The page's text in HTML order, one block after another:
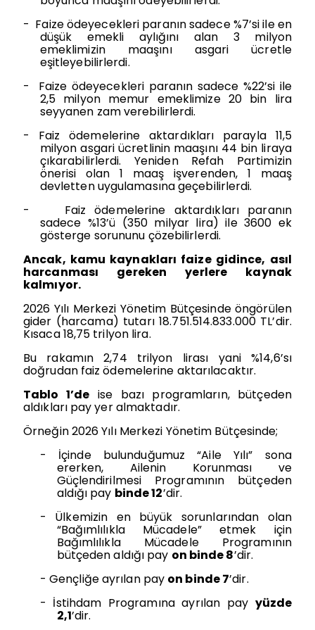
- Faize ödeyecekleri paranın sadece %7’si ile en
düşük emekli aylığını alan 3 milyon
emeklimizin maaşını asgari ücretle
eşitleyebilirlerdi.
-
Faize ödeyecekleri paranın sadece %22’si ile
2,5 milyon memur emeklimize 20 bin lira
seyyanen zam verebilirlerdi.
-
Faiz ödemelerine aktardıkları parayla 11,5
milyon asgari ücretlinin maaşını 44 bin liraya
çıkarabilirlerdi. Yeniden Refah Partimizin
önerisi olan 1 maaş işverenden, 1 maaş
devletten uygulamasına geçebilirlerdi.
-
Faiz ödemelerine aktardıkları paranın
sadece %13’ü (350 milyar lira) ile 3600 ek
gösterge sorununu çözebilirlerdi.
Ancak, kamu kaynakları faize gidince, asıl
harcanması gereken yerlere kaynak
kalmıyor.
2026 Yılı Merkezi Yönetim Bütçesinde öngörülen
gider (harcama) tutarı18.751.514.833.000 TL’dir.
Kısaca 18,75 trilyon lira.
Bu rakamın 2,74 trilyon lirası yani %14,6’sı
doğrudan faiz ödemelerine aktarılacaktır.
Tablo 1’de ise bazı programların, bütçeden
aldıkları pay yer almaktadır.
Örneğin 2026 Yılı Merkezi Yönetim Bütçesinde;
-
İçinde bulunduğumuz “Aile Yılı” sona
ererken, Ailenin Korunması ve
Güçlendirilmesi Programının bütçeden
aldığı pay binde 12’dir.
- Ülkemizin en büyük sorunlarından olan
“Bağımlılıkla Mücadele” etmek için
Bağımlılıkla Mücadele Programının
bütçeden aldığı pay on binde 8’dir.
- Gençliğe ayrılan pay on binde 7’dir.
- İstihdam Programına ayrılan pay yüzde
2,1’dir.